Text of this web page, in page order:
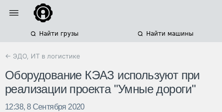
Найти грузы Найти машины
← ЭДО, ИТ в логистике
Оборудование КЭАЗ используют при
реализации проекта "Умные дороги"
12:38, 8 Сентября 2020